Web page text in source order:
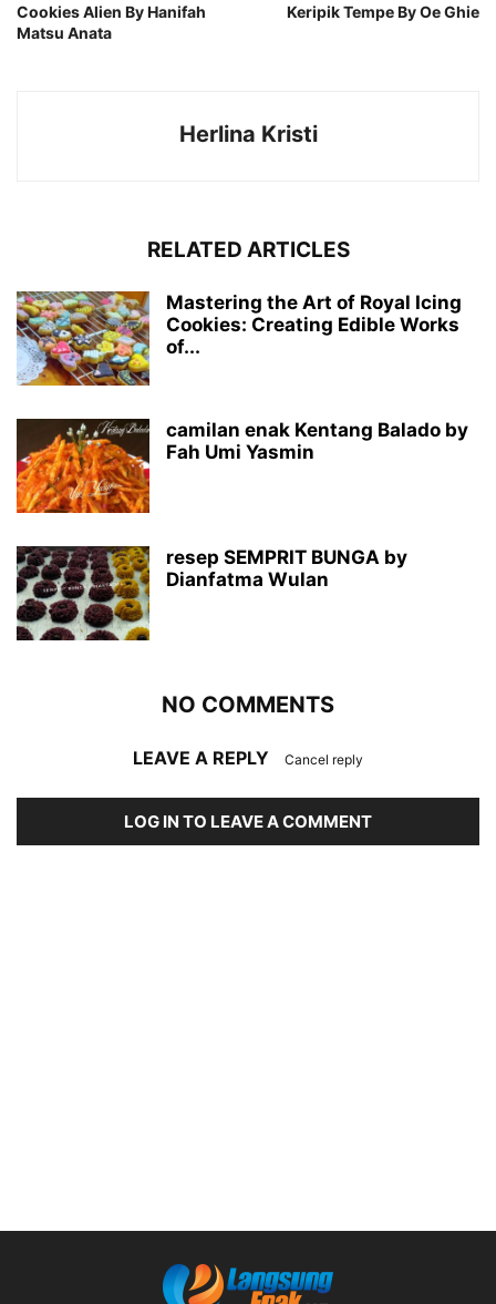
Cookies Alien By Hanifah
Matsu Anata
Keripik Tempe By Oe Ghie
Herlina Kristi
RELATED ARTICLES
Mastering the Art of Royal Icing
Cookies: Creating Edible Works
of...
camilan enak Kentang Balado by
Fah Umi Yasmin
resep SEMPRIT BUNGA by
Dianfatma Wulan
NO COMMENTS
LEAVE A REPLY Cancel reply
LOG IN TO LEAVE A COMMENT